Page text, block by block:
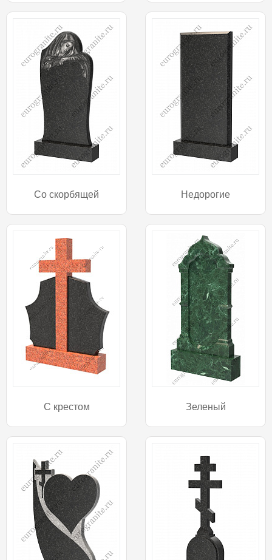
Со скорбящей Недорогие
С крестом Зеленый